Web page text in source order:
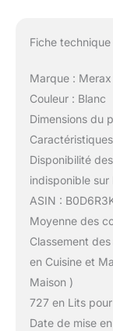
Fiche technique
Marque : Merax
Couleur : Blanc
Dimensions du
Disponibilité
indisponible
ASIN :
Moyenne des
Classement
en Cuisine et
Maison )
727 en Lits
Date de mise